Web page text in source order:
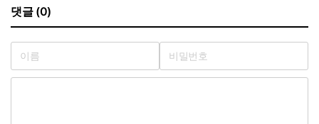
댓글 (0)